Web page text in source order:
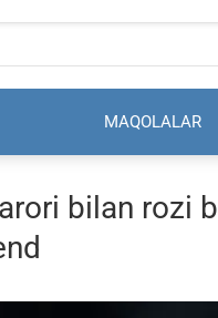
MAQOLALAR
bilan rozi